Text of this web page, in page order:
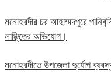
মনোহরদীর চর আহাম্মদপুরে
লাঞ্ছিতের অভিযোগ।
মনোহরদীতে উপজেলা দুর্যোগ